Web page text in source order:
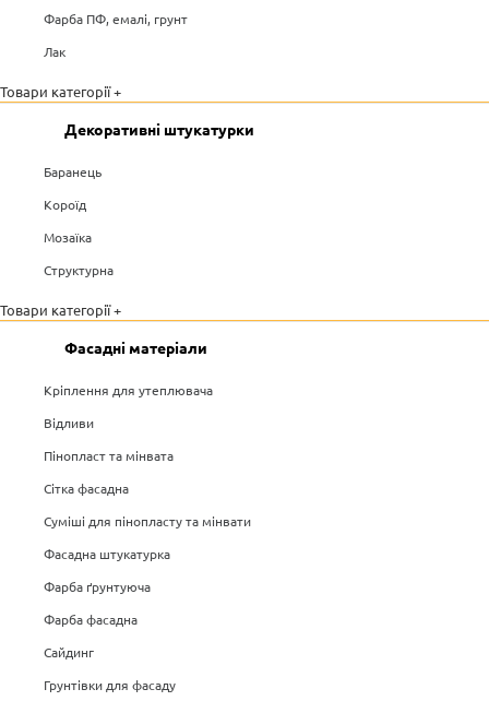
Фарба ПФ, емалі, грунт
Лак
Товари категорії +
Декоративні штукатурки
Баранець
Короїд
Мозаїка
Структурна
Товари категорії +
Фасадні матеріали
Кріплення для утеплювача
Відливи
Пінопласт та мінвата
Сітка фасадна
Суміші для пінопласту та мінвати
Фасадна штукатурка
Фарба ґрунтуюча
Фарба фасадна
Сайдинг
Грунтівки для фасаду